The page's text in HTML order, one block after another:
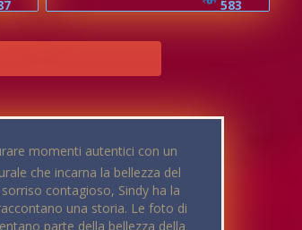
583
momenti autentici con un
che incarna la bellezza del
contagioso, Sindy ha la
una storia. Le foto di
parte della bellezza della